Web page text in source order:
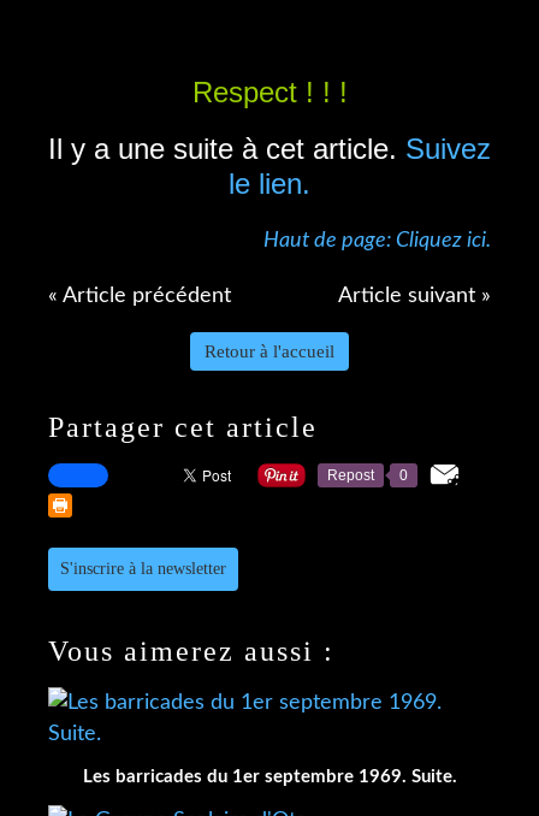
Respect ! ! !
Il y a une suite à cet article. Suivez
le lien.
Haut de page: Cliquez ici.
« Article précédent Article suivant »
Retour à l'accueil
Partager cet article
Repost 0
S'inscrire à la newsletter
Vous aimerez aussi :
Les barricades du 1er septembre 1969. Suite.